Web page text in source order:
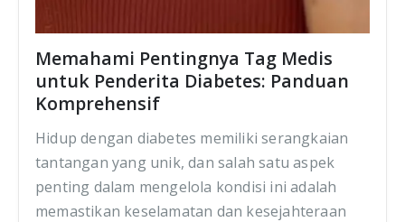
Memahami Pentingnya Tag Medis
untuk Penderita Diabetes: Panduan
Komprehensif
Hidup dengan diabetes memiliki serangkaian
tantangan yang unik, dan salah satu aspek
penting dalam mengelola kondisi ini adalah
memastikan keselamatan dan kesejahteraan